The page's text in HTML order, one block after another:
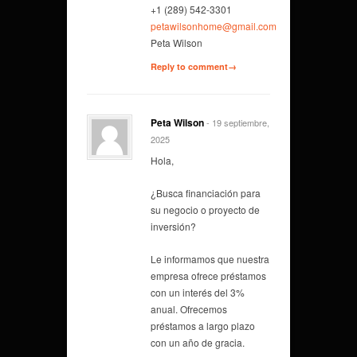
+1 (289) 542-3301
petawilsonhome@gmail.com
Peta Wilson
Reply to comment→
Peta Wilson- 19 septiembre,
2025
Hola,
¿Busca financiación para
su negocio o proyecto de
inversión?
Le informamos que nuestra
empresa ofrece préstamos
con un interés del 3%
anual. Ofrecemos
préstamos a largo plazo
con un año de gracia.